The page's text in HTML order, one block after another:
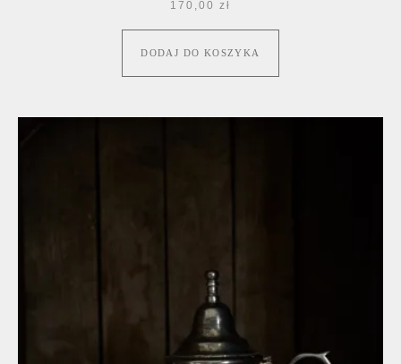
170,00 zł
DODAJ DO KOSZYKA